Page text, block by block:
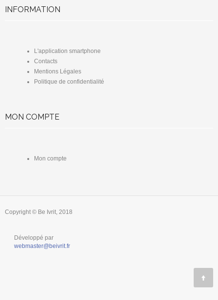
INFORMATION
L'application smartphone
Contacts
Mentions Légales
Politique de confidentialité
MON COMPTE
Mon compte
Copyright © Be Ivrit, 2018
Développé par
webmaster@beivrit.fr